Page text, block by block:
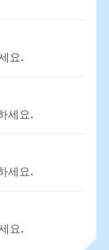
요.
세요.
세요.
요.